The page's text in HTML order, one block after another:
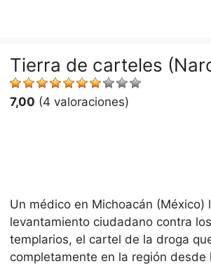
Tierra de carteles
7,00 (4 valoraciones)
Un médico en Michoacán (México)
levantamiento ciudadano contra
templarios, el cartel de la droga
completamente en la región desde